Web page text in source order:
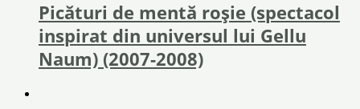
Picături de mentă roșie (spectacol
inspirat din universul lui Gellu
Naum) (2007-2008)